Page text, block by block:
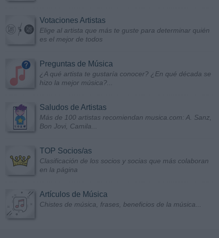
Votaciones Artistas
Elige al artista que más te guste para determinar quién
es el mejor de todos
Preguntas de Música
¿A qué artista te gustaría conocer? ¿En qué década se
hizo la mejor música?...
Saludos de Artistas
Más de 100 artistas recomiendan musica.com: A. Sanz,
Bon Jovi, Camila...
TOP Socios/as
Clasificación de los socios y socias que más colaboran
en la página
Artículos de Música
Chistes de música, frases, beneficios de la música...